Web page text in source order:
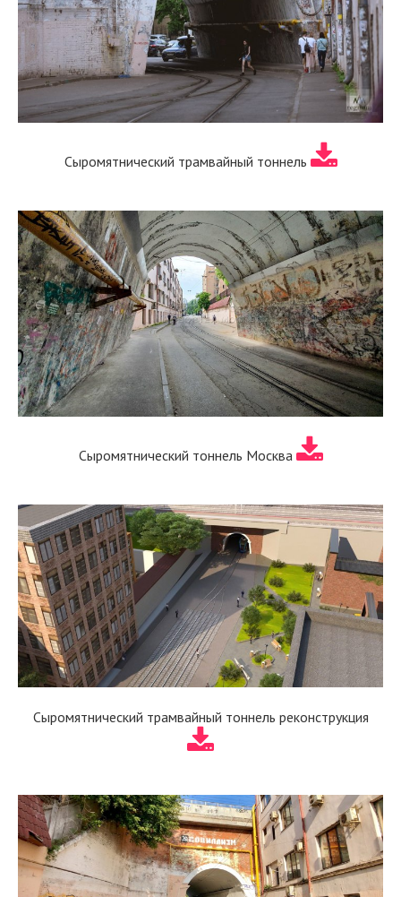
Сыромятнический трамвайный тоннель
Сыромятнический тоннель Москва
Сыромятнический трамвайный тоннель реконструкция